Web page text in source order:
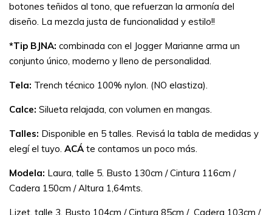
botones teñidos al tono, que refuerzan la armonía del
diseño. La mezcla justa de funcionalidad y estilo!!
*Tip BJNA: combinada con el Jogger Marianne arma un
conjunto único, moderno y lleno de personalidad.
Tela: Trench técnico 100% nylon. (NO elastiza).
Calce: Silueta relajada, con volumen en mangas.
Talles: Disponible en 5 talles. Revisá la tabla de medidas y
elegí el tuyo. ACÁ te contamos un poco más.
Modela: Laura, talle 5. Busto 130cm / Cintura 116cm /
Cadera 150cm / Altura 1,64mts.
Lizet, talle 3. Busto 104cm / Cintura 85cm / Cadera 103cm /